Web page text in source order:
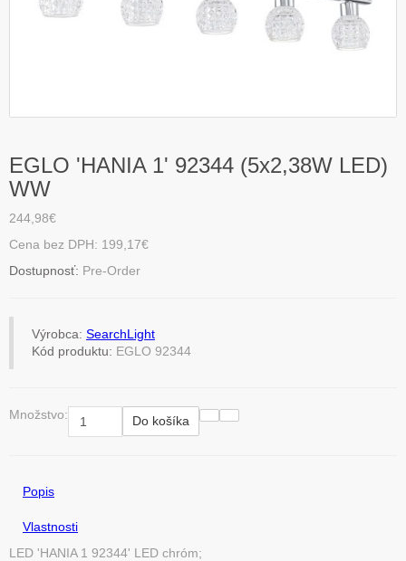
EGLO 'HANIA 1' 92344 (5x2,38W LED)
WW
244,98€
Cena bez DPH: 199,17€
Dostupnosť: Pre-Order
Výrobca: SearchLight
Kód produktu: EGLO 92344
Množstvo: Do košíka
Popis
Vlastnosti
LED 'HANIA 1 92344' LED chróm;